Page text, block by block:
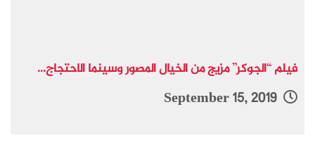
فيلم “الجوكر” مزيج من الخيال المصور وسينما الاحتجاج...
September 15, 2019